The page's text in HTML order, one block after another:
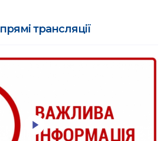
прямі трансляції